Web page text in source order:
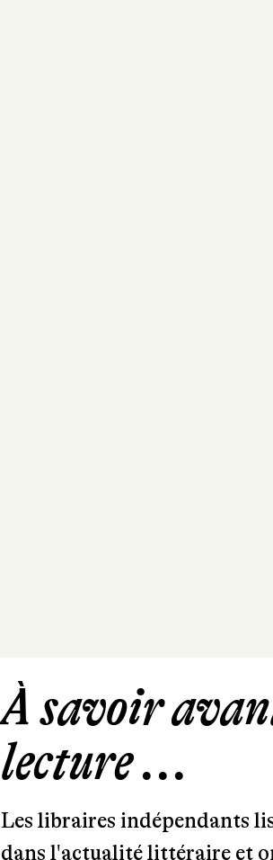
À savoir
lecture ...
Les libraires indépendants
dans l'actualité littéraire et